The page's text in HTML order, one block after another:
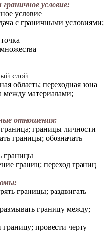
условие:
условие
с граничными условиями;
слой
область; переходная зона
материалами;
отношения:
границы личности
границы; обозначать
границы
границ; переход границ
границы; раздвигать
границу между;
провести черту